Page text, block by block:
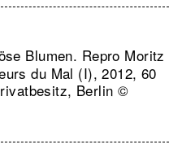
Blumen. Repro Moritz
du Mal (I), 2012, 60
Berlin ©